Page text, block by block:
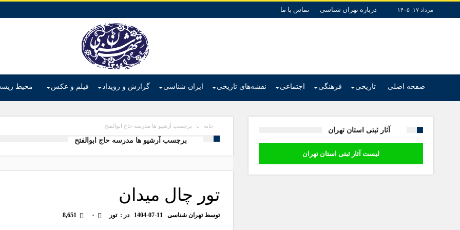
مرداد ۱۷, ۱۴۰۵ درباره تهران شناسی تماس با ما
صفحه اصلی تاریخی فرهنگی اجتماعی نقشه‌های تاریخی ایران شناسی گزارش و رویداد فیلم و عکس محیط
خانه برچسب آرشیو ها مدرسه حاج ابوالفتح
برچسب آرشیو ها مدرسه حاج ابوالفتح
تور چال میدان
توسطتهران شناسی 1404-07-11 در :تور ۰ 8,651
آثار ثبتی استان تهران
لیست آثار ثبتی استان تهران